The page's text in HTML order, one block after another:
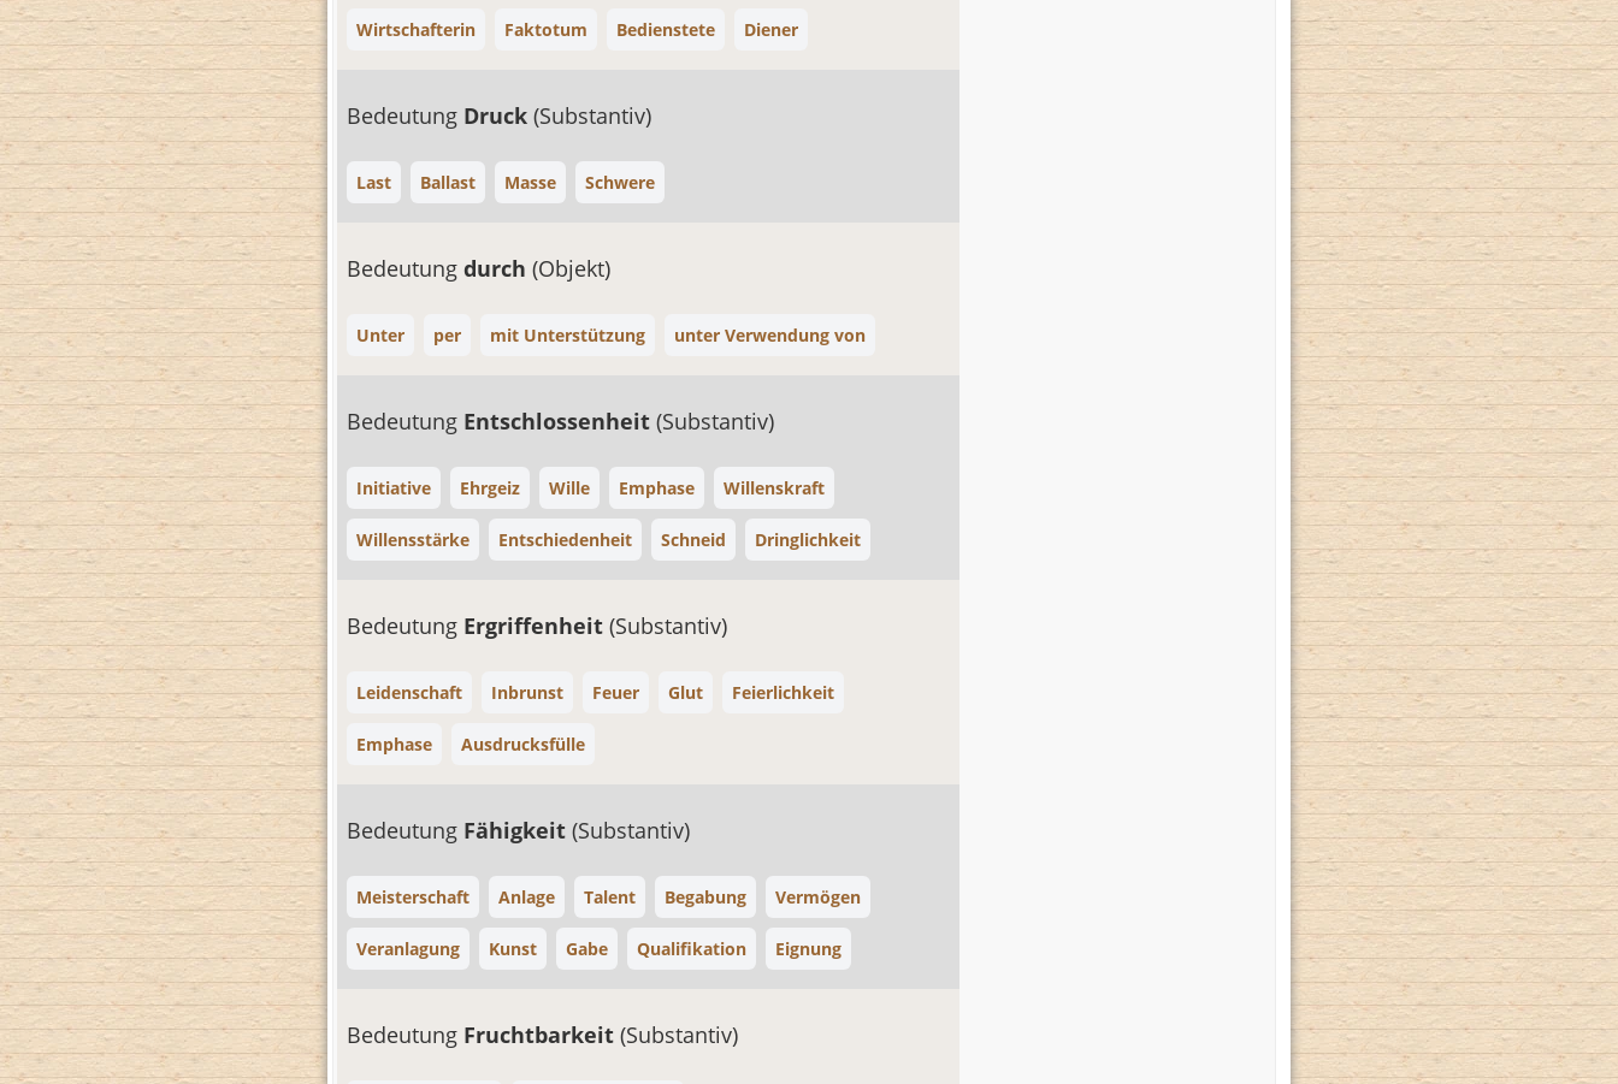
Wirtschafterin Faktotum Bedienstete Diener
Bedeutung Druck (Substantiv)
Last Ballast Masse Schwere
Bedeutung durch (Objekt)
Unter per mit Unterstützung unter Verwendung von
Bedeutung Entschlossenheit (Substantiv)
Initiative Ehrgeiz Wille Emphase Willenskraft
Willensstärke Entschiedenheit Schneid Dringlichkeit
Bedeutung Ergriffenheit (Substantiv)
Leidenschaft Inbrunst Feuer Glut Feierlichkeit
Emphase Ausdrucksfülle
Bedeutung Fähigkeit (Substantiv)
Meisterschaft Anlage Talent Begabung Vermögen
Veranlagung Kunst Gabe Qualifikation Eignung
Bedeutung Fruchtbarkeit (Substantiv)